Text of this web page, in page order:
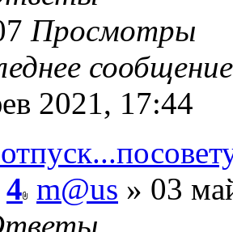
Просмотры
2021, 17:44
4 m@us » 03